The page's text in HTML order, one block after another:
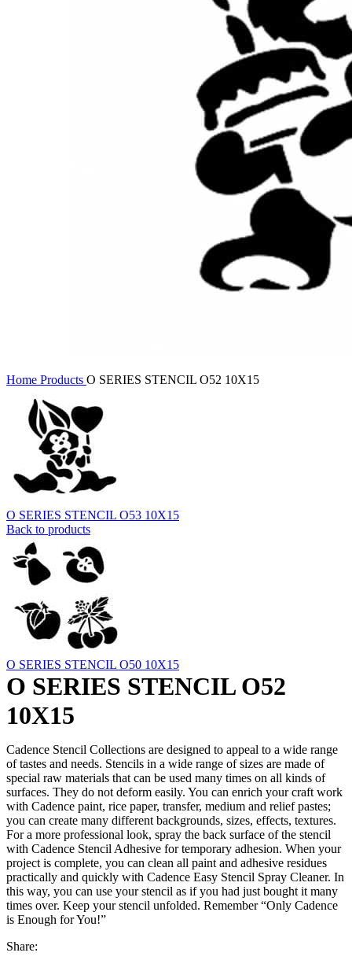
Home Products O SERIES STENCIL O52 10X15
O SERIES STENCIL O53 10X15
Back to products
O SERIES STENCIL O50 10X15
O SERIES STENCIL O52
10X15
Cadence Stencil Collections are designed to appeal to a wide range
of tastes and needs. Stencils in a wide range of sizes are made of
special raw materials that can be used many times on all kinds of
surfaces. They do not deform easily. You can enrich your craft work
with Cadence paint, rice paper, transfer, medium and relief pastes;
you can create many different backgrounds, sizes, effects, textures.
For a more professional look, spray the back surface of the stencil
with Cadence Stencil Adhesive for temporary adhesion. When your
project is complete, you can clean all paint and adhesive residues
practically and quickly with Cadence Easy Stencil Spray Cleaner. In
this way, you can use your stencil as if you had just bought it many
times over. Keep your stencil unfolded. Remember “Only Cadence
is Enough for You!”
Share: